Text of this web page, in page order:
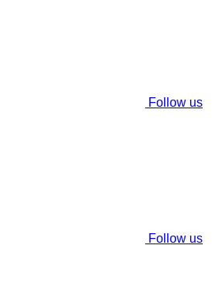
Follow us
Follow us